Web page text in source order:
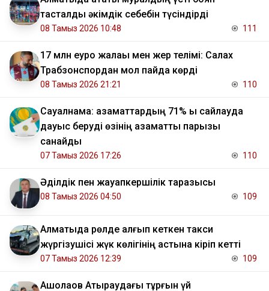
тасталды әкімдік себебін түсіндірді
08 Тамыз 2026 10:48 111
17 млн еуро жалақы мен жер телімі: Салах
Трабзонспордан мол пайда көрді
08 Тамыз 2026 21:21 110
Сауалнама: азаматтардың 71% ы сайлауда
дауыс беруді өзінің азаматтық парызы
санайды
07 Тамыз 2026 17:26 110
Әділдік пен жауапкершілік таразысы
08 Тамыз 2026 04:50 109
Алматыда рөлде қалғып кеткен такси
жүргізушісі жүк көлігінің астына кіріп кетті
07 Тамыз 2026 12:39 109
​Ақшолақов Атыраудағы тұрғын үй